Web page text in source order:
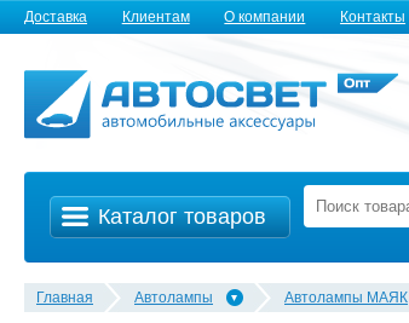
Доставка Клиентам О компании Контакты
Каталог товаров
Главная Автолампы Автолампы MАЯК